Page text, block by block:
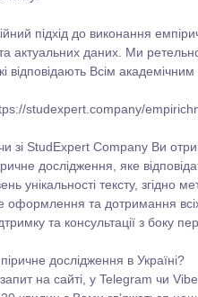
підхід до виконання
актуальних даних. Ми
відповідають Всім
studexpert.company/
зі StudExpert Company Ви
дослідження, яке
унікальності тексту, згідно
оформлення та дотримання
та консультації з боку
дослідження в Україні?
на сайті, у Telegram чи